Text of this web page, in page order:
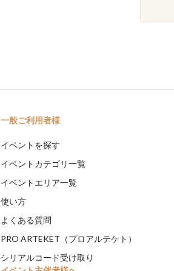
一般ご利用者様
イベントを探す
イベントカテゴリ一覧
イベントエリア一覧
使い方
よくある質問
PRO ARTEKET（プロアルテケト）
シリアルコード受け取り